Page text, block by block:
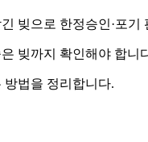
빚으로 한정승인·포기
빚까지 확인해야 합니
방법을 정리합니다.